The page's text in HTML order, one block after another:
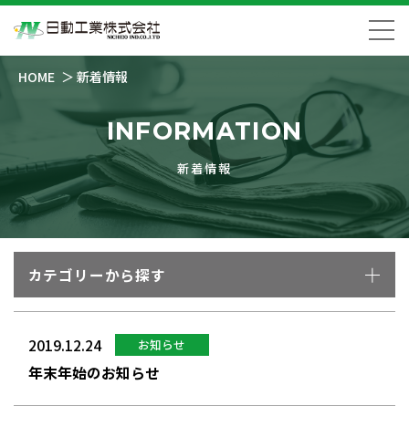
HOME 新着情報
INFORMATION
新着情報
カテゴリーから探す
2019.12.24 お知らせ
年末年始のお知らせ